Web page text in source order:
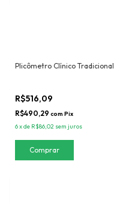
Plicômetro Clínico Tradicional
R$516,09
R$490,29 com Pix
6xde R$86,02 sem juros